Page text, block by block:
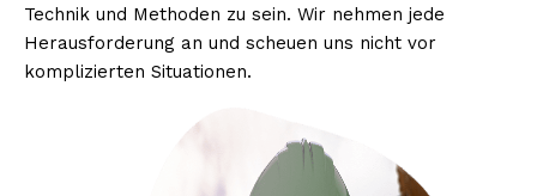
Technik und Methoden zu sein. Wir nehmen jede
Herausforderung an und scheuen uns nicht vor
komplizierten Situationen.